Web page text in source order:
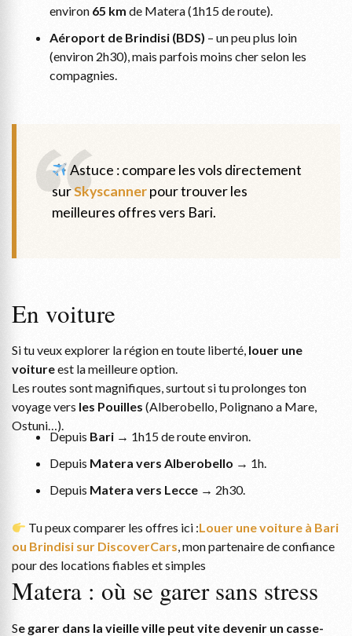
environ 65 km de Matera (1h15 de route).
Aéroport de Brindisi (BDS) – un peu plus loin
(environ 2h30), mais parfois moins cher selon les
compagnies.
Astuce : compare les vols directement
surSkyscannerpour trouver les
meilleures offres vers Bari.
En voiture
Si tu veux explorer la région en toute liberté, louer une
voitureest la meilleure option.
Les routes sont magnifiques, surtout si tu prolonges ton
voyage vers les Pouilles (Alberobello, Polignano a Mare,
Ostuni…).
Depuis Bari → 1h15 de route environ.
Depuis Matera vers Alberobello → 1h.
Depuis Matera vers Lecce → 2h30.
Tu peux comparer les offres ici :Louer une voiture à Bari
ou Brindisi sur DiscoverCars, mon partenaire de confiance
pour des locations fiables et simples
Matera : où se garer sans stress
Se garer dans la vieille ville peut vite devenir un casse-